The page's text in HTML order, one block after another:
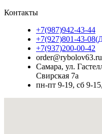
Контакты
+7(987)942-43-44
+7(927)801-43-
+7(937)200-00-42
order@rybolov63.ru
Самара, ул.
Свирская 7а
пн-пт 9-19, сб 9-